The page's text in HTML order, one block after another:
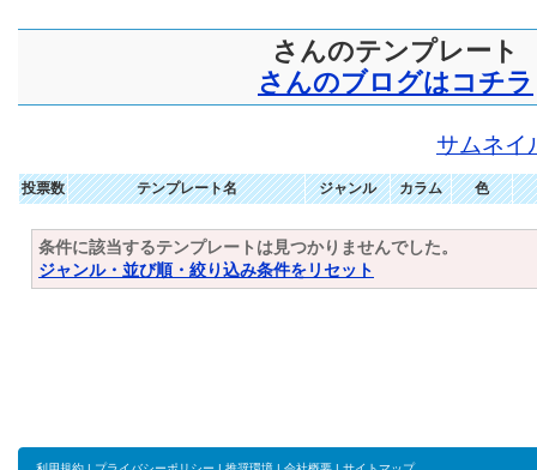
さんのテンプレート
さんのブログはコチラ
サムネイ
投票数 テンプレート名 ジャンル カラム 色
条件に該当するテンプレートは見つかりませんでした。
ジャンル・並び順・絞り込み条件をリセット